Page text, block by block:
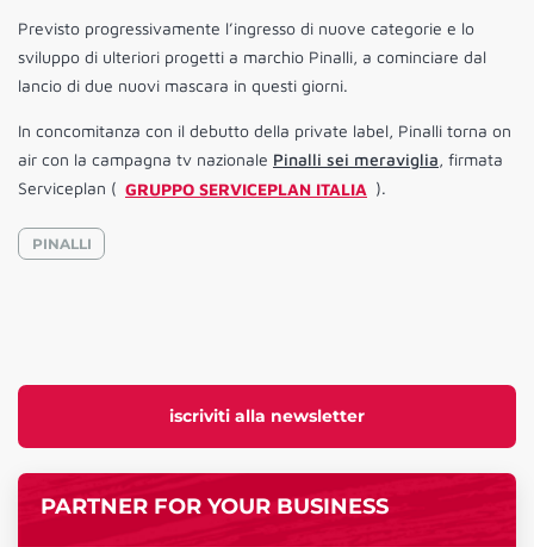
iscriviti alla newsletter
PARTNER FOR YOUR BUSINESS
Previsto progressivamente l’ingresso di nuove categorie e lo
sviluppo di ulteriori progetti a marchio Pinalli, a cominciare dal
lancio di due nuovi mascara in questi giorni.
In concomitanza con il debutto della private label, Pinalli torna on
air con la campagna tv nazionale Pinalli sei meraviglia, firmata
Serviceplan ( GRUPPO SERVICEPLAN ITALIA ).
PINALLI